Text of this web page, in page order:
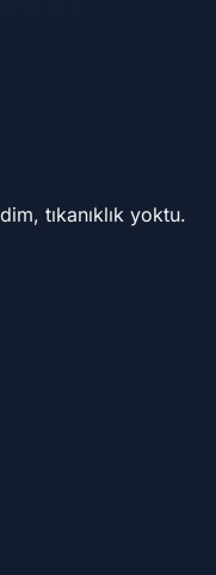
tıkanıklık yoktu.